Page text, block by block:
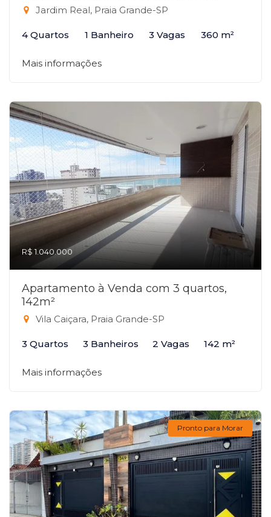
Jardim Real, Praia Grande-SP
4 Quartos 1 Banheiro 3 Vagas 360 m²
Mais informações
R$ 1.040.000
Apartamento à Venda com 3 quartos,
142m²
Vila Caiçara, Praia Grande-SP
3 Quartos 3 Banheiros 2 Vagas 142 m²
Mais informações
Pronto para Morar